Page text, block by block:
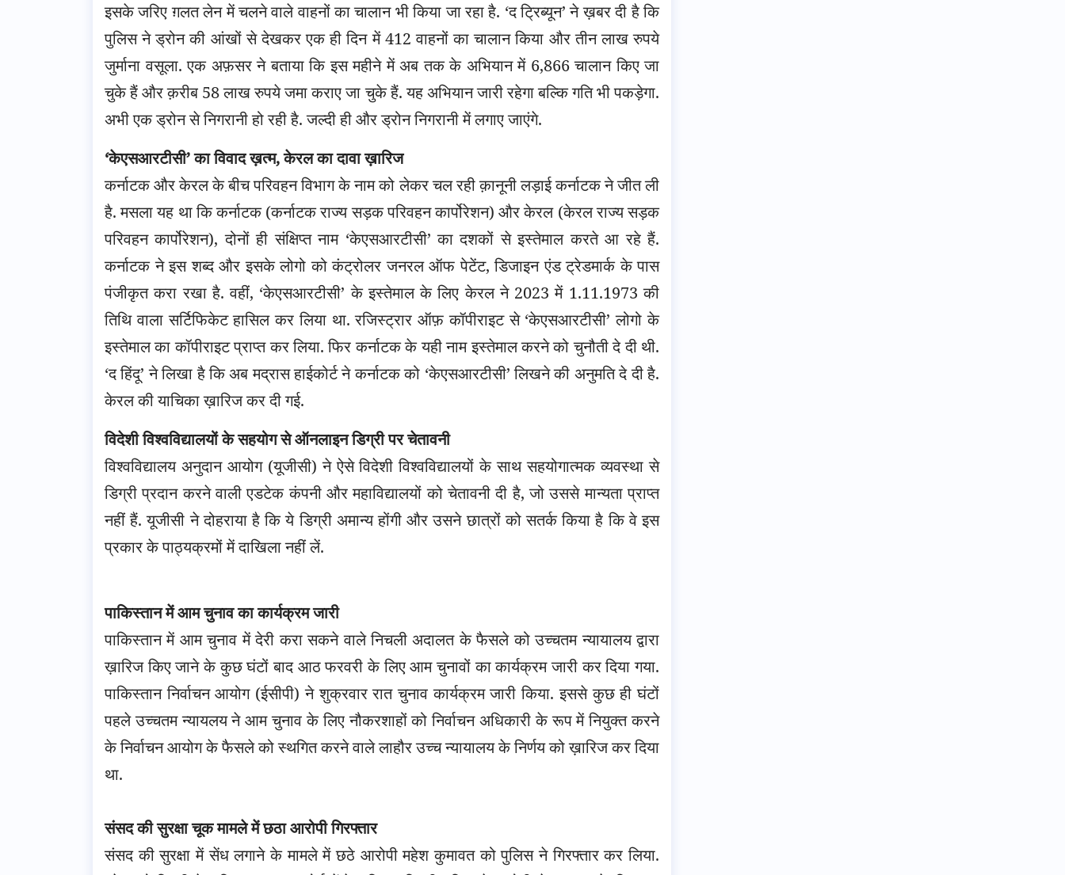
इसके जरिए ग़लत लेन में चलने वाले वाहनों का चालान भी किया जा रहा है. ‘द ट्रिब्यून’ ने ख़बर दी है कि
पुलिस ने ड्रोन की आंखों से देखकर एक ही दिन में 412 वाहनों का चालान किया और तीन लाख रुपये
जुर्माना वसूला. एक अफ़सर ने बताया कि इस महीने में अब तक के अभियान में 6,866 चालान किए जा
चुके हैं और क़रीब 58 लाख रुपये जमा कराए जा चुके हैं. यह अभियान जारी रहेगा बल्कि गति भी पकड़ेगा.
अभी एक ड्रोन से निगरानी हो रही है. जल्दी ही और ड्रोन निगरानी में लगाए जाएंगे.
‘केएसआरटीसी’ का विवाद ख़त्म, केरल का दावा ख़ारिज
कर्नाटक और केरल के बीच परिवहन विभाग के नाम को लेकर चल रही क़ानूनी लड़ाई कर्नाटक ने जीत ली
है. मसला यह था कि कर्नाटक (कर्नाटक राज्य सड़क परिवहन कार्पोरेशन) और केरल (केरल राज्य सड़क
परिवहन कार्पोरेशन), दोनों ही संक्षिप्त नाम ‘केएसआरटीसी’ का दशकों से इस्तेमाल करते आ रहे हैं.
कर्नाटक ने इस शब्द और इसके लोगो को कंट्रोलर जनरल ऑफ पेटेंट, डिजाइन एंड ट्रेडमार्क के पास
पंजीकृत करा रखा है. वहीं, ‘केएसआरटीसी’ के इस्तेमाल के लिए केरल ने 2023 में 1.11.1973 की
तिथि वाला सर्टिफिकेट हासिल कर लिया था. रजिस्ट्रार ऑफ़ कॉपीराइट से ‘केएसआरटीसी’ लोगो के
इस्तेमाल का कॉपीराइट प्राप्त कर लिया. फिर कर्नाटक के यही नाम इस्तेमाल करने को चुनौती दे दी थी.
‘द हिंदू’ ने लिखा है कि अब मद्रास हाईकोर्ट ने कर्नाटक को ‘केएसआरटीसी’ लिखने की अनुमति दे दी है.
केरल की याचिका ख़ारिज कर दी गई.
विदेशी विश्वविद्यालयों के सहयोग से ऑनलाइन डिग्री पर चेतावनी
विश्वविद्यालय अनुदान आयोग (यूजीसी) ने ऐसे विदेशी विश्वविद्यालयों के साथ सहयोगात्मक व्यवस्था से
डिग्री प्रदान करने वाली एडटेक कंपनी और महाविद्यालयों को चेतावनी दी है, जो उससे मान्यता प्राप्त
नहीं हैं. यूजीसी ने दोहराया है कि ये डिग्री अमान्य होंगी और उसने छात्रों को सतर्क किया है कि वे इस
प्रकार के पाठ्यक्रमों में दाखिला नहीं लें.
पाकिस्तान में आम चुनाव का कार्यक्रम जारी
पाकिस्तान में आम चुनाव में देरी करा सकने वाले निचली अदालत के फैसले को उच्चतम न्यायालय द्वारा
ख़ारिज किए जाने के कुछ घंटों बाद आठ फरवरी के लिए आम चुनावों का कार्यक्रम जारी कर दिया गया.
पाकिस्तान निर्वाचन आयोग (ईसीपी) ने शुक्रवार रात चुनाव कार्यक्रम जारी किया. इससे कुछ ही घंटों
पहले उच्चतम न्यायलय ने आम चुनाव के लिए नौकरशाहों को निर्वाचन अधिकारी के रूप में नियुक्त करने
के निर्वाचन आयोग के फैसले को स्थगित करने वाले लाहौर उच्च न्यायालय के निर्णय को ख़ारिज कर दिया
था.
संसद की सुरक्षा चूक मामले में छठा आरोपी गिरफ्तार
संसद की सुरक्षा में सेंध लगाने के मामले में छठे आरोपी महेश कुमावत को पुलिस ने गिरफ्तार कर लिया.